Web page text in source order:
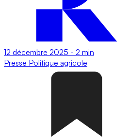
12 décembre 2025 - 2 min
Presse Politique agricole